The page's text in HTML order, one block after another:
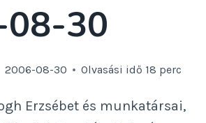
30
2006-08-30 Olvasási idő 18 perc
Erzsébet és munkatársai,